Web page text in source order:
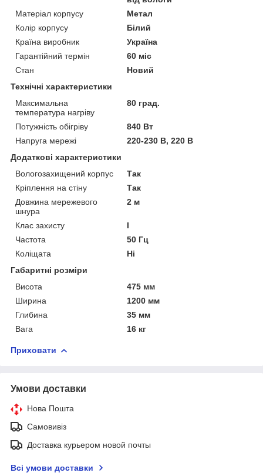
Матеріал корпусу
Метал
Колір корпусу
Білий
Країна виробник
Україна
Гарантійний термін
60 міс
Стан
Новий
Технічні характеристики
Максимальна
температура нагріву
80 град.
Потужність обігріву
840 Вт
Напруга мережі
220-230 В, 220 В
Додаткові характеристики
Вологозахищений корпус
Так
Кріплення на стіну
Так
Довжина мережевого
шнура
2 м
Клас захисту
I
Частота
50 Гц
Коліщата
Ні
Габаритні розміри
Висота
475 мм
Ширина
1200 мм
Глибина
35 мм
Вага
16 кг
Приховати
Умови доставки
Нова Пошта
Самовивіз
Доставка курьером новой почты
Всі умови доставки